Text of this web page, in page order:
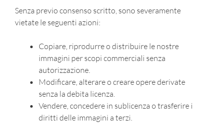
Senza previo consenso scritto, sono severamente
vietate le seguenti azioni:
Copiare, riprodurre o distribuire le nostre
immagini per scopi commerciali senza
autorizzazione.
Modificare, alterare o creare opere derivate
senza la debita licenza.
Vendere, concedere in sublicenza o trasferire i
diritti delle immagini a terzi.